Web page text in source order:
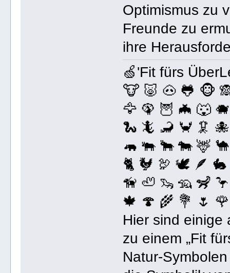
Optimismus zu
Freunde zu
ihre
🍏'Fit fürs
🐮 🐷 🐽 🐸 🐵
🦅 🦚 🦉 🦇 🐺
🐍 🦎 🦂 🦀 🦑
🦛 🐃 🐂 🐄 🦌
🐈 🐓 🦃 🕊️ 🪶
🦮 🦥 🦦 🦡 🦨
🍁 🍄 🌾 💐 🌷
Hier sind einige
zu einem „Fit
Natur-